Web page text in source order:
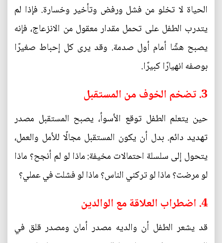
الحياة لا تخلو من فشل ورفض وتأخير وخسارة. فإذا لم
يتدرب الطفل على تحمل مقدار معقول من الانزعاج، فإنه
يصبح هشًا أمام أول صدمة. وقد يرى كل إحباط صغيرًا
بوصفه انهيارًا كبيرًا.
3. تضخم الخوف من المستقبل
حين يتعلم الطفل توقع الأسوأ، يصبح المستقبل مصدر
تهديد دائم. بدل أن يكون المستقبل مجالًا للأمل والعمل،
يتحول إلى سلسلة احتمالات مخيفة: ماذا لو لم أنجح؟ ماذا
لو مرضت؟ ماذا لو تركني الناس؟ ماذا لو فشلت في عملي؟
4. اضطراب العلاقة مع الوالدين
قد يشعر الطفل أن والديه مصدر أمان ومصدر قلق في